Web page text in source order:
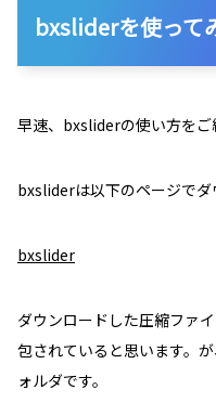
bxsliderを使って
早速、bxsliderの使い方をご
bxsliderは以下のページでダ
bxslider
ダウンロードした圧縮ファ
包されていると思います。
ォルダです。